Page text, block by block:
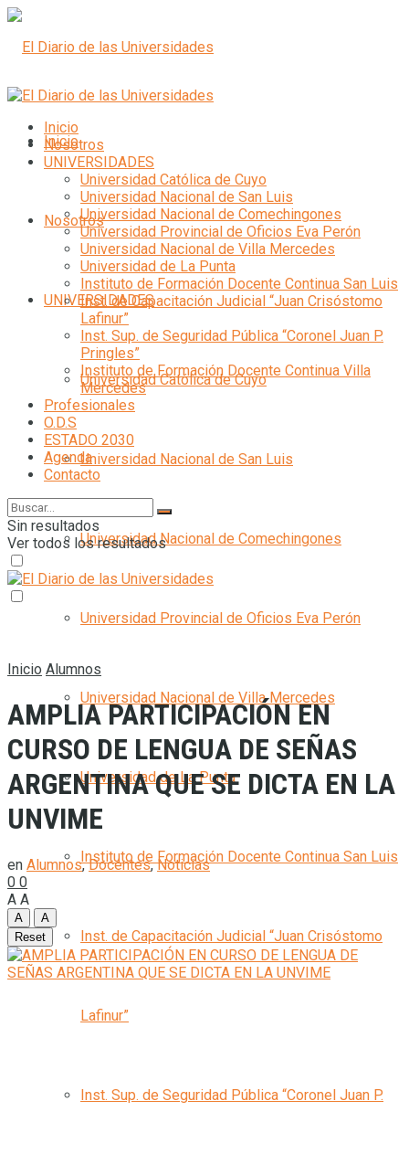
Inicio
Nosotros
UNIVERSIDADES
Universidad Católica de Cuyo
Universidad Nacional de San Luis
Universidad Nacional de Comechingones
Universidad Provincial de Oficios Eva Perón
Universidad Nacional de Villa Mercedes
Universidad de La Punta
Instituto de Formación Docente Continua San Luis
Inst. de Capacitación Judicial “Juan Crisóstomo
Lafinur”
Inst. Sup. de Seguridad Pública “Coronel Juan P.
Inicio
Nosotros
UNIVERSIDADES
Universidad Católica de Cuyo
Universidad Nacional de San Luis
Universidad Nacional de Comechingones
Universidad Provincial de Oficios Eva Perón
Universidad Nacional de Villa Mercedes
Universidad de La Punta
Instituto de Formación Docente Continua San Luis
Inst. de Capacitación Judicial “Juan Crisóstomo
Lafinur”
Inst. Sup. de Seguridad Pública “Coronel Juan P.
Pringles”
Instituto de Formación Docente Continua Villa
Mercedes
Profesionales
O.D.S
ESTADO 2030
Agenda
Contacto
Sin resultados
Ver todos los resultados
Inicio Alumnos
AMPLIA PARTICIPACIÓN EN
CURSO DE LENGUA DE SEÑAS
ARGENTINA QUE SE DICTA EN LA
UNVIME
en Alumnos,Docentes,Noticias
0 0
A A
A
A
Reset